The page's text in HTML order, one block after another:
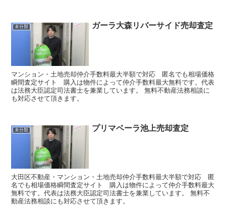
未分類 ガーラ大森リバーサイド売却査定
マンション・土地売却仲介手数料最大半額で対応 匿名でも相場価格
瞬間査定サイト 購入は物件によって仲介手数料最大無料です。代表
は法務大臣認定司法書士を兼業しています。 無料不動産法務相談に
も対応させて頂きます。
未分類 プリマベーラ池上売却査定
大田区不動産・マンション・土地売却仲介手数料最大半額で対応 匿
名でも相場価格瞬間査定サイト 購入は物件によって仲介手数料最大
無料です。代表は法務大臣認定司法書士を兼業しています。 無料不
動産法務相談にも対応させて頂きます。